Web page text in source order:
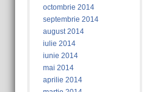
octombrie 2014
septembrie 2014
august 2014
iulie 2014
iunie 2014
mai 2014
aprilie 2014